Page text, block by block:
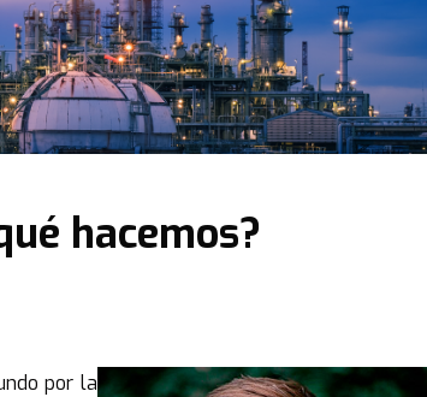
hacemos?
por la